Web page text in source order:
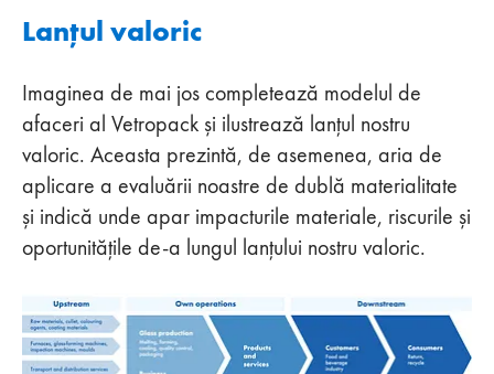
Lanțul valoric
Imaginea de mai jos completează modelul de
afaceri al Vetropack și ilustrează lanțul nostru
valoric. Aceasta prezintă, de asemenea, aria de
aplicare a evaluării noastre de dublă materialitate
și indică unde apar impacturile materiale, riscurile și
oportunitățile de-a lungul lanțului nostru valoric.